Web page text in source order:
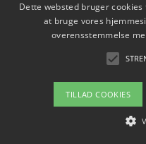
Sådan vælger du de
vandreture i Danmark
Copyright
Om / kontakt
Dette websted bruger
at bruge vores
overensstemmelse
TILLAD COOKIES